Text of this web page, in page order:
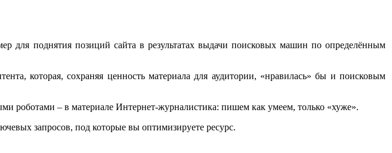
для поднятия позиций сайта в результатах выдачи поисковых машин по определённым
которая, сохраняя ценность материала для аудитории, «нравилась» бы и поисковым
роботами – в материале Интернет-журналистика: пишем как умеем, только «хуже».
запросов, под которые вы оптимизируете ресурс.